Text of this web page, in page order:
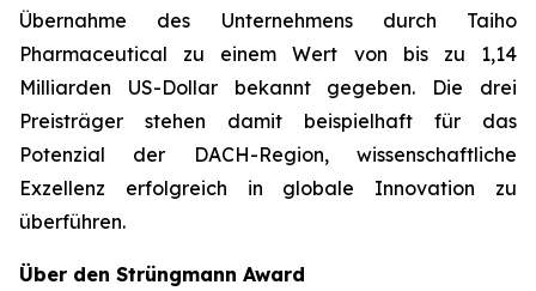
Übernahme des Unternehmens durch Taiho
Pharmaceutical zu einem Wert von bis zu 1,14
Milliarden US-Dollar bekannt gegeben. Die drei
Preisträger stehen damit beispielhaft für das
Potenzial der DACH-Region, wissenschaftliche
Exzellenz erfolgreich in globale Innovation zu
überführen.
Über den Strüngmann Award